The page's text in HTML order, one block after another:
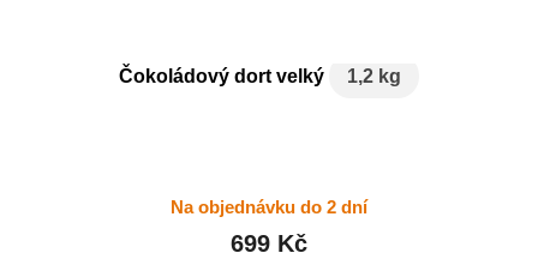
Čokoládový dort velký 1,2 kg
Na objednávku do 2 dní
699 Kč